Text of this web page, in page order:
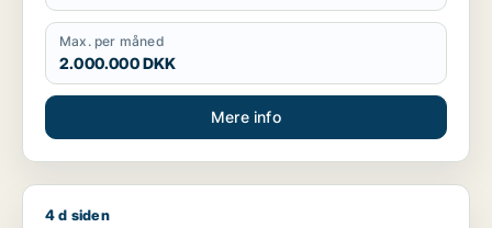
Max. per måned
2.000.000 DKK
Mere info
Astrid søger andelsbolig i København, Frederiksberg eller
4 d siden